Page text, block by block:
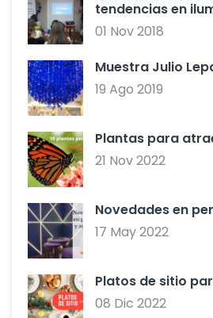
tendencias en
01 Nov 2018
Muestra Julio
19 Ago 2019
Plantas para
21 Nov 2022
Novedades en
17 May 2022
Platos de sitio
08 Dic 2022